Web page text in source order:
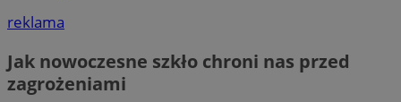
reklama
Jak nowoczesne szkło chroni nas przed
zagrożeniami